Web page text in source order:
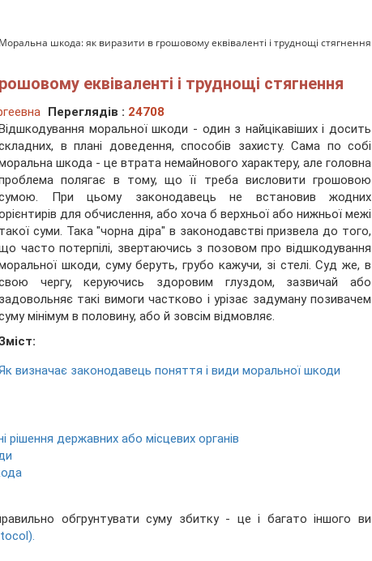
Моральна шкода: як виразити в грошовому еквіваленті і труднощі стягнення
еквіваленті і труднощі стягнення
Переглядів : 24708
Відшкодування моральної шкоди - один з найцікавіших і досить
в плані доведення, способів захисту. Сама по собі
шкода - це втрата немайнового характеру, але головна
полягає в тому, що її треба висловити грошовою
При цьому законодавець не встановив жодних
для обчислення, або хоча б верхньої або нижньої межі
такої суми. Така "чорна діра" в законодавстві призвела до того,
часто потерпілі, звертаючись з позовом про відшкодування
шкоди, суму беруть, грубо кажучи, зі стелі. Суд же, в
чергу, керуючись здоровим глуздом, зазвичай або
задовольняє такі вимоги частково і урізає задуману позивачем
мінімум в половину, або й зовсім відмовляє.
визначає законодавець поняття і види моральної шкоди
державних або місцевих органів
обгрунтувати суму збитку - це і багато іншого ви